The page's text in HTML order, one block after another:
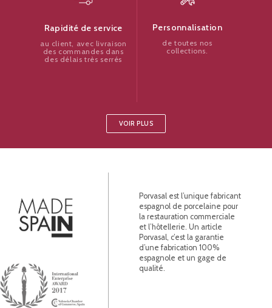
Rapidité de service
au client, avec livraison
des commandes dans
des délais très serrés
Personnalisation
de toutes nos
collections.
VOIR PLUS
Porvasal est l’unique fabricant
espagnol de porcelaine pour
la restauration commerciale
et l’hôtellerie. Un article
Porvasal, c’est la garantie
d’une fabrication 100%
espagnole et un gage de
qualité.